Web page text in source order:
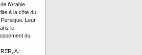
l’Arabie
à la côte du
Leur
le
du
A.: